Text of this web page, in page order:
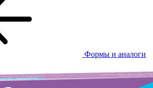
Формы и аналоги